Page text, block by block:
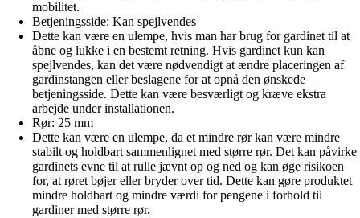
mobilitet.
Betjeningsside: Kan spejlvendes
Dette kan være en ulempe, hvis man har brug for gardinet til at
åbne og lukke i en bestemt retning. Hvis gardinet kun kan
spejlvendes, kan det være nødvendigt at ændre placeringen af
gardinstangen eller beslagene for at opnå den ønskede
betjeningsside. Dette kan være besværligt og kræve ekstra
arbejde under installationen.
Rør: 25 mm
Dette kan være en ulempe, da et mindre rør kan være mindre
stabilt og holdbart sammenlignet med større rør. Det kan påvirke
gardinets evne til at rulle jævnt op og ned og kan øge risikoen
for, at røret bøjer eller bryder over tid. Dette kan gøre produktet
mindre holdbart og mindre værdi for pengene i forhold til
gardiner med større rør.